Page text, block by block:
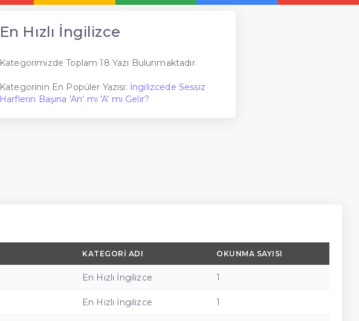
En Hızlı İngilizce
Kategorimizde Toplam 18 Yazı Bulunmaktadır.
Kategorinin En Popüler Yazısı: İngilizcede Sessiz
Harflerin Başına 'An' mı 'A' mı Gelir?
KATEGORI ADI OKUNMA SAYISI
En Hızlı İngilizce 1
En Hızlı İngilizce 1